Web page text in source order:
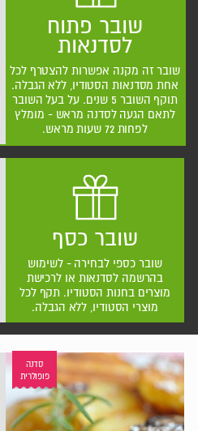
שובר פתוח
לסדנאות
שובר זה מקנה אפשרות להצטרף לכל
אחת מסדנאות הסטודיו, ללא הגבלה.
תוקף השובר 5 שנים. על בעל השובר
לתאם הגעה לסדנה מראש - מומלץ
לפחות 72 שעות מראש.
שובר כסף
שובר כספי לבחירה - לשימוש
בהרשמה לסדנאות או לרכישת
מוצרים בחנות הסטודיו. תקף לכל
מוצרי הסטודיו, ללא הגבלה.
סדנה
פופולרית